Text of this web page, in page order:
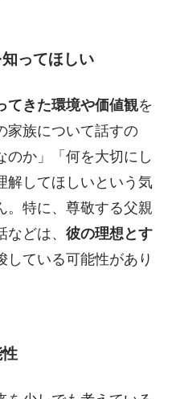
ってほしい
てきた環境や価値観を
家族について話すの
のか」「何を大切にし
解してほしいという気
。特に、尊敬する父親
どは、 彼の理想とす
している可能性があり